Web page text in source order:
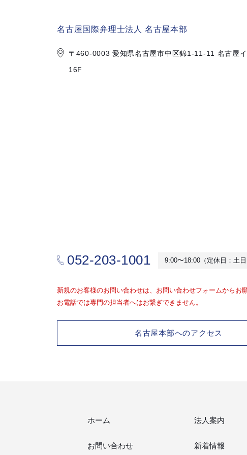
名古屋国際弁理士法人 名古屋本部
〒460-0003 愛知県名古屋市中区錦1-11-11 名古屋
16F
052-203-1001 9:00〜18:00（定休日：土日
新規のお客様のお問い合わせは、お問い合わせフォームからお
お電話では専門の担当者へはお繋ぎできません。
名古屋本部へのアクセス
ホーム
お問い合わせ
法人案内
新着情報